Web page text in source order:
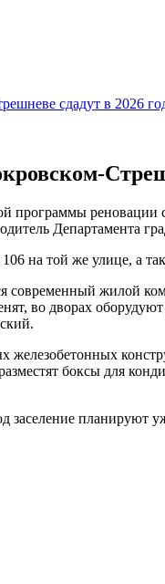
сдадут в 2026
программы
Департамента
на той же улице, а
современный жилой
во дворах
железобетонных
боксы для
заселение планируют